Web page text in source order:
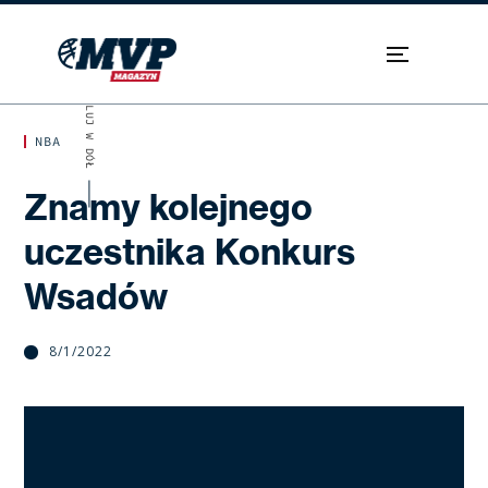
NBA
Znamy kolejnego
uczestnika Konkurs
Wsadów
8/1/2022
SKROLUJ W DÓŁ